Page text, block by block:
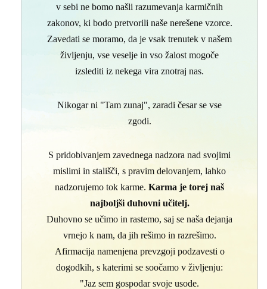
v sebi ne bomo našli razumevanja karmičnih
zakonov, ki bodo pretvorili naše nerešene vzorce.
Zavedati se moramo, da je vsak trenutek v našem
življenju, vse veselje in vso žalost mogoče
izslediti iz nekega vira znotraj nas.
Nikogar ni "Tam zunaj", zaradi česar se vse
zgodi.
S pridobivanjem zavednega nadzora nad svojimi
mislimi in stališči, s pravim delovanjem, lahko
nadzorujemo tok karme. Karma je torej naš
najboljši duhovni učitelj.
Duhovno se učimo in rastemo, saj se naša dejanja
vrnejo k nam, da jih rešimo in razrešimo.
Afirmacija namenjena prevzgoji podzavesti o
dogodkih, s katerimi se soočamo v življenju:
"Jaz sem gospodar svoje usode.